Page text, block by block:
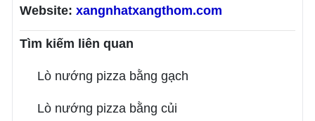
Website: xangnhatxangthom.com
Tìm kiếm liên quan
Lò nướng pizza bằng gạch
Lò nướng pizza bằng củi